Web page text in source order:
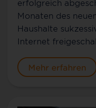
erfolgreich
Monaten des
Haushalte
Internet
Mehr erfahren